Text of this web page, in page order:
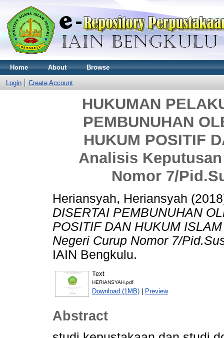
Home About Browse
Login Create Account
HUKUMAN
PEMBUNUHAN
HUKUM POSITIF
Analisis
Nomor 7/
Heriansyah, Heriansyah
DISERTAI PEMBUNUHAN
POSITIF DAN HUKUM
Negeri Curup Nomor 7/
IAIN Bengkulu.
Text
HERIANSYAH.pdf
Download (1MB) | Preview
Abstract